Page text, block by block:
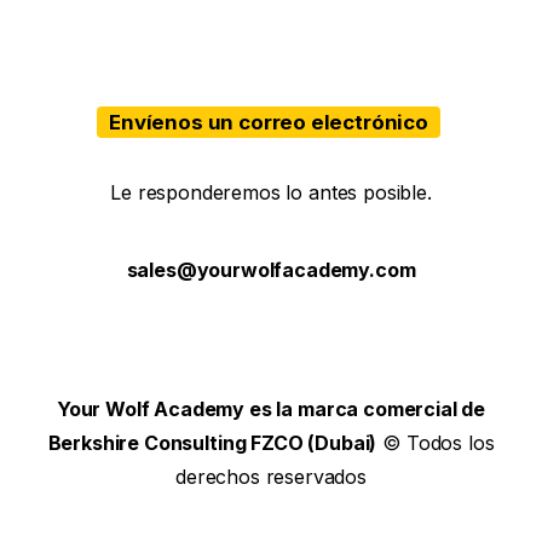
Envíenos un correo electrónico
Le responderemos lo antes posible.
sales@yourwolfacademy.com
Your Wolf Academy es la marca comercial de
Berkshire Consulting FZCO (Dubai) © Todos los
derechos reservados